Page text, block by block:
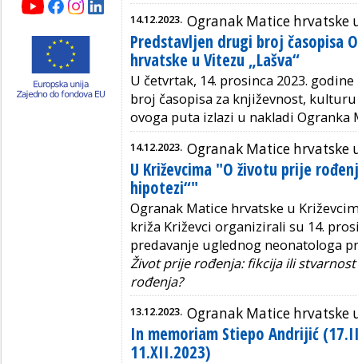
14.12.2023. Ogranak Matice hrvatske
Predstavljen drugi broj časopisa
hrvatske u Vitezu „Lašva“
U četvrtak, 14. prosinca 2023.
broj časopisa za književnost,
ovoga puta izlazi u nakladi Ogranka
14.12.2023. Ogranak Matice hrvatske
U Križevcima "O životu prije
hipotezi“"
Ogranak Matice hrvatske u
križa Križevci organizirali su 14.
predavanje uglednog neonatologa
Život prije rođenja: fikcija ili
rođenja?
13.12.2023. Ogranak Matice hrvatske
In memoriam Stiepo Andrijić
11.XII.2023)